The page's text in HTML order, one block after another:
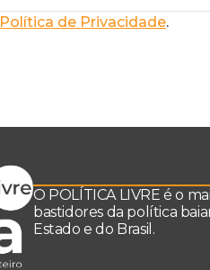
Política de Privacidade.
O POLÍTICA LIVRE é o
bastidores da política
Estado e do Brasil.